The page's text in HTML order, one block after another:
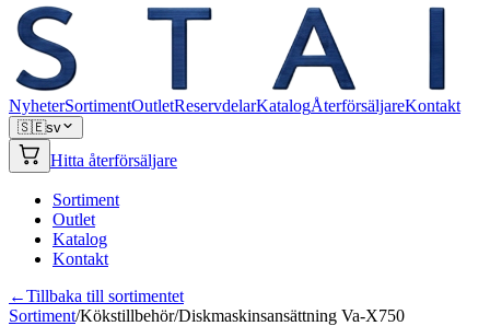
NyheterSortimentOutletReservdelarKatalogÅterförsäljareKontakt
🇸🇪sv
Hitta återförsäljare
Sortiment
Outlet
Katalog
Kontakt
←Tillbaka till sortimentet
Sortiment/Kökstillbehör/Diskmaskinsansättning Va-X750